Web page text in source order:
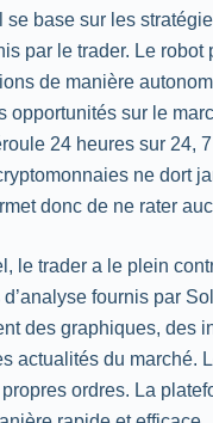
se base sur les
par le trader. Le robot
de manière
opportunités sur le
24 heures sur 24,
ne dort
donc de ne rater
le trader a le plein
fournis par
des graphiques, des
actualités du marché.
ordres. La